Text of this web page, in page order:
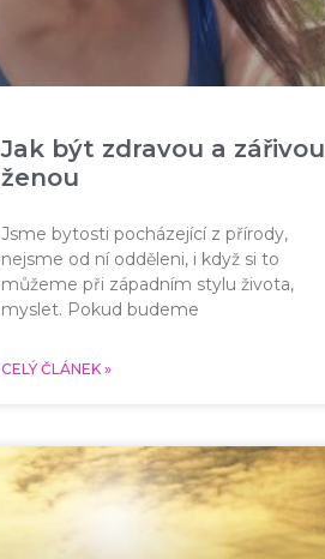
Jak být zdravou a zářivou
ženou
Jsme bytosti pocházející z přírody,
nejsme od ní odděleni, i když si to
můžeme při západním stylu života,
myslet. Pokud budeme
CELÝ ČLÁNEK »